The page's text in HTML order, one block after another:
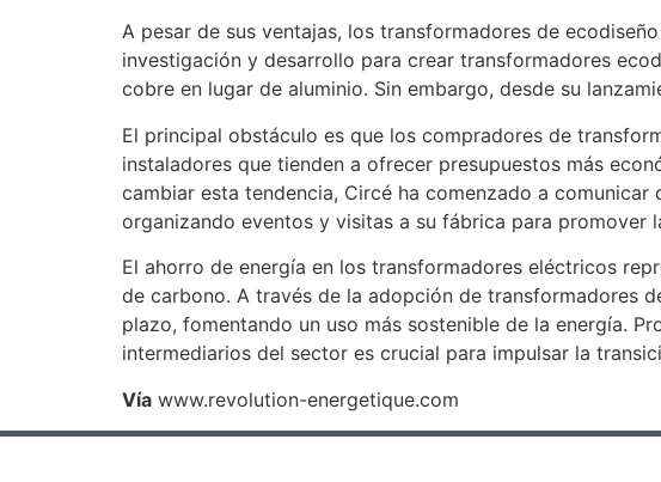
A pesar de sus ventajas, los transformadores de
investigación y desarrollo para crear transformadores
cobre en lugar de aluminio. Sin embargo, desde su
El principal obstáculo es que los compradores de
instaladores que tienden a ofrecer presupuestos más
cambiar esta tendencia, Circé ha comenzado a
organizando eventos y visitas a su fábrica para promover
El ahorro de energía en los transformadores eléctricos
de carbono. A través de la adopción de transformadores
plazo, fomentando un uso más sostenible de la energía.
intermediarios del sector es crucial para impulsar la
Vía www.revolution-energetique.com